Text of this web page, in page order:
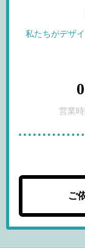
私たちがデザ
営業
ご